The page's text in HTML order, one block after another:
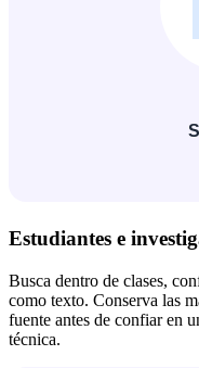
Estudiantes e
Busca dentro de clases,
como texto. Conserva las
fuente antes de confiar en
técnica.